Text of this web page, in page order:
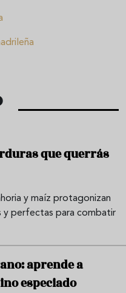
que querrás
y maíz protagonizan
y perfectas para combatir
aprende a
especiado